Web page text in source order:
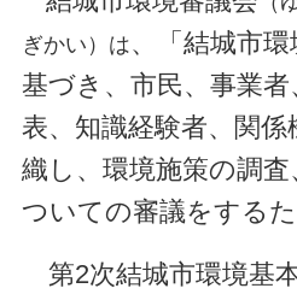
ぎかい）は、「結城市
基づき、市民、事業
表、知識経験者、関係
織し、環境施策の調
ついての審議をするた
第2次結城市環境基